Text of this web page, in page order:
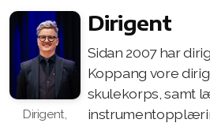
Dirigent,
Dirigent
Sidan 2007 har
Koppang vore
skulekorps, samt